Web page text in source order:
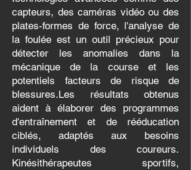
capteurs, des caméras vidéo ou des
plates-formes de force, l'analyse de
la foulée est un outil précieux pour
détecter les anomalies dans la
mécanique de la course et les
potentiels facteurs de risque de
blessures.Les résultats obtenus
aident à élaborer des programmes
d'entraînement et de rééducation
ciblés, adaptés aux besoins
individuels des coureurs.
Kinésithérapeutes sportifs,